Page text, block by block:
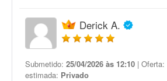
Derick A.
Submetido: 25/04/2026 às 12:10 | Oferta:
estimada: Privado